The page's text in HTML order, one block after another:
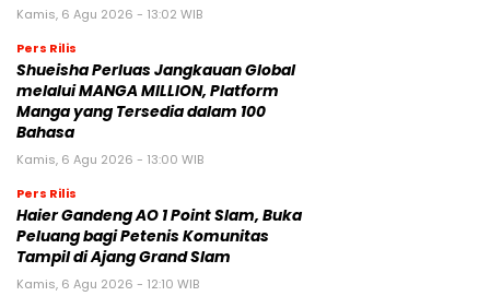
Kamis, 6 Agu 2026 - 13:02 WIB
Pers Rilis
Shueisha Perluas Jangkauan Global
melalui MANGA MILLION, Platform
Manga yang Tersedia dalam 100
Bahasa
Kamis, 6 Agu 2026 - 13:00 WIB
Pers Rilis
Haier Gandeng AO 1 Point Slam, Buka
Peluang bagi Petenis Komunitas
Tampil di Ajang Grand Slam
Kamis, 6 Agu 2026 - 12:10 WIB